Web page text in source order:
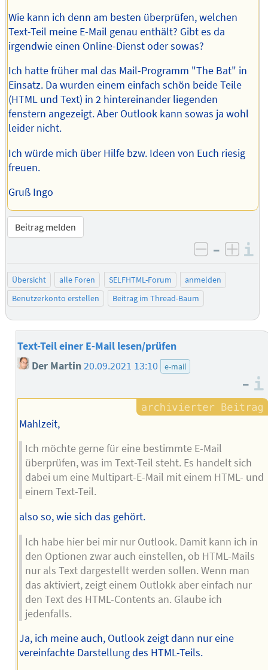
Wie kann ich denn am besten überprüfen, welchen
Text-Teil meine E-Mail genau enthält? Gibt es da
irgendwie einen Online-Dienst oder sowas?
Ich hatte früher mal das Mail-Programm "The Bat" in
Einsatz. Da wurden einem einfach schön beide Teile
(HTML und Text) in 2 hintereinander liegenden
fenstern angezeigt. Aber Outlook kann sowas ja wohl
leider nicht.
Ich würde mich über Hilfe bzw. Ideen von Euch riesig
freuen.
Gruß Ingo
Beitrag melden
negativ
–
Übersicht alle Foren SELFHTML-Forum
anmelden
Benutzerkonto erstellen
Beitrag im Thread-Baum
Text-Teil einer E-Mail lesen/prüfen
Der Martin20.09.2021 13:10 e-mail
–
Mahlzeit,
Ich möchte gerne für eine bestimmte E-Mail
überprüfen, was im Text-Teil steht. Es handelt sich
dabei um eine Multipart-E-Mail mit einem HTML- und
einem Text-Teil.
also so, wie sich das gehört.
Ich habe hier bei mir nur Outlook. Damit kann ich in
den Optionen zwar auch einstellen, ob HTML-Mails
nur als Text dargestellt werden sollen. Wenn man
das aktiviert, zeigt einem Outlokk aber einfach nur
den Text des HTML-Contents an. Glaube ich
jedenfalls.
Ja, ich meine auch, Outlook zeigt dann nur eine
vereinfachte Darstellung des HTML-Teils.